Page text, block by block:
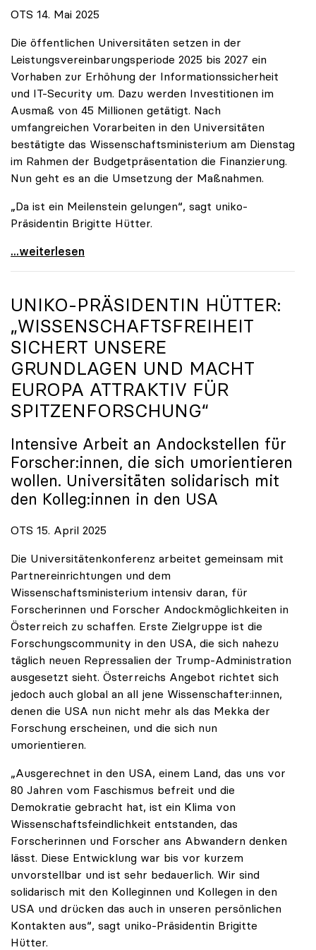
OTS 14. Mai 2025
Die öffentlichen Universitäten setzen in der
Leistungsvereinbarungsperiode 2025 bis 2027 ein
Vorhaben zur Erhöhung der Informationssicherheit
und IT-Security um. Dazu werden Investitionen im
Ausmaß von 45 Millionen getätigt. Nach
umfangreichen Vorarbeiten in den Universitäten
bestätigte das Wissenschaftsministerium am Dienstag
im Rahmen der Budgetpräsentation die Finanzierung.
Nun geht es an die Umsetzung der Maßnahmen.
„Da ist ein Meilenstein gelungen“, sagt uniko-
Präsidentin Brigitte Hütter.
Universitäten wappnen sich gegen zunehmende Gefahr
...weiterlesen
UNIKO-PRÄSIDENTIN HÜTTER:
„WISSENSCHAFTSFREIHEIT
SICHERT UNSERE
GRUNDLAGEN UND MACHT
EUROPA ATTRAKTIV FÜR
SPITZENFORSCHUNG“
Intensive Arbeit an Andockstellen für
Forscher:innen, die sich umorientieren
wollen. Universitäten solidarisch mit
den Kolleg:innen in den USA
OTS 15. April 2025
Die Universitätenkonferenz arbeitet gemeinsam mit
Partnereinrichtungen und dem
Wissenschaftsministerium intensiv daran, für
Forscherinnen und Forscher Andockmöglichkeiten in
Österreich zu schaffen. Erste Zielgruppe ist die
Forschungscommunity in den USA, die sich nahezu
täglich neuen Repressalien der Trump-Administration
ausgesetzt sieht. Österreichs Angebot richtet sich
jedoch auch global an all jene Wissenschafter:innen,
denen die USA nun nicht mehr als das Mekka der
Forschung erscheinen, und die sich nun
umorientieren.
„Ausgerechnet in den USA, einem Land, das uns vor
80 Jahren vom Faschismus befreit und die
Demokratie gebracht hat, ist ein Klima von
Wissenschaftsfeindlichkeit entstanden, das
Forscherinnen und Forscher ans Abwandern denken
lässt. Diese Entwicklung war bis vor kurzem
unvorstellbar und ist sehr bedauerlich. Wir sind
solidarisch mit den Kolleginnen und Kollegen in den
USA und drücken das auch in unseren persönlichen
Kontakten aus“, sagt uniko-Präsidentin Brigitte
Hütter.